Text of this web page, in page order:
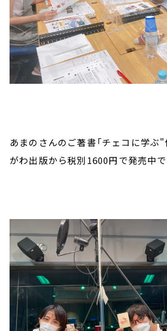
あまのさんのご著書「チェコに学ぶ
がわ出版から税別1600円で発売中で